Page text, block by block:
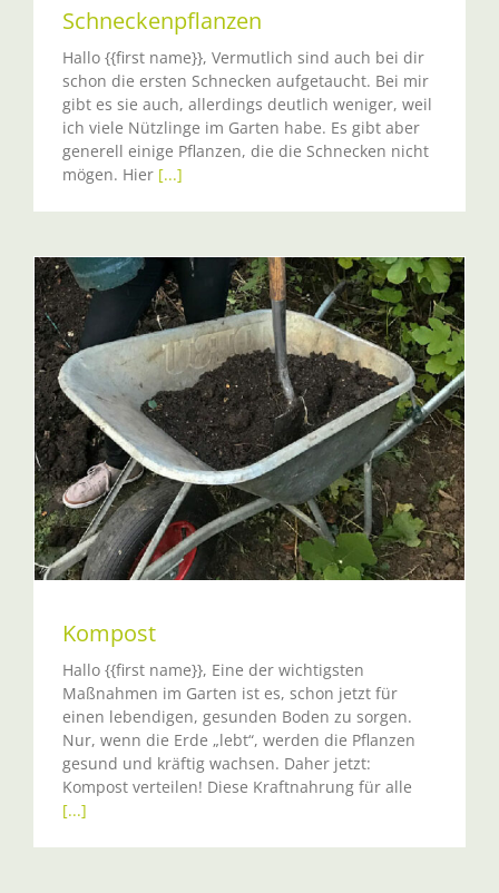
Schneckenpflanzen
Hallo {{first name}}, Vermutlich sind auch bei dir
schon die ersten Schnecken aufgetaucht. Bei mir
gibt es sie auch, allerdings deutlich weniger, weil
ich viele Nützlinge im Garten habe. Es gibt aber
generell einige Pflanzen, die die Schnecken nicht
mögen. Hier [...]
Kompost
Hallo {{first name}}, Eine der wichtigsten
Maßnahmen im Garten ist es, schon jetzt für
einen lebendigen, gesunden Boden zu sorgen.
Nur, wenn die Erde „lebt“, werden die Pflanzen
gesund und kräftig wachsen. Daher jetzt:
Kompost verteilen! Diese Kraftnahrung für alle
[...]